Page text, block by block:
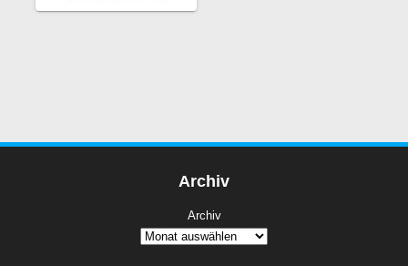
Archiv
Archiv